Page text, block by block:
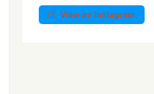
View on Instagram